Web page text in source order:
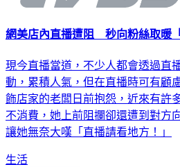
網美店內直播遭阻 秒向粉絲取暖「
現今直播當道，不少人都會透過直
動，累積人氣，但在直播時可有顧
飾店家的老闆日前抱怨，近來有許
不消費，她上前阻攔卻還遭到對方
讓她無奈大嘆「直播請看地方！」
生活